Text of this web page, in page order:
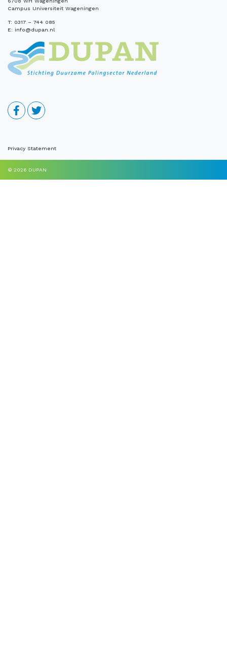
Campus Universiteit Wageningen
T: 0317 – 744 085
E: info@dupan.nl
Privacy Statement
© 2026 DUPAN